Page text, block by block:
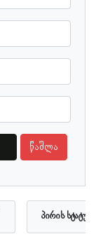
წაშლა
პირის